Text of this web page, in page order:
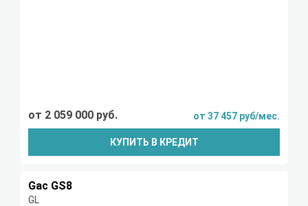
от 2 059 000 руб. от 37 457 руб/мес.
КУПИТЬ В КРЕДИТ
Gac GS8
GL